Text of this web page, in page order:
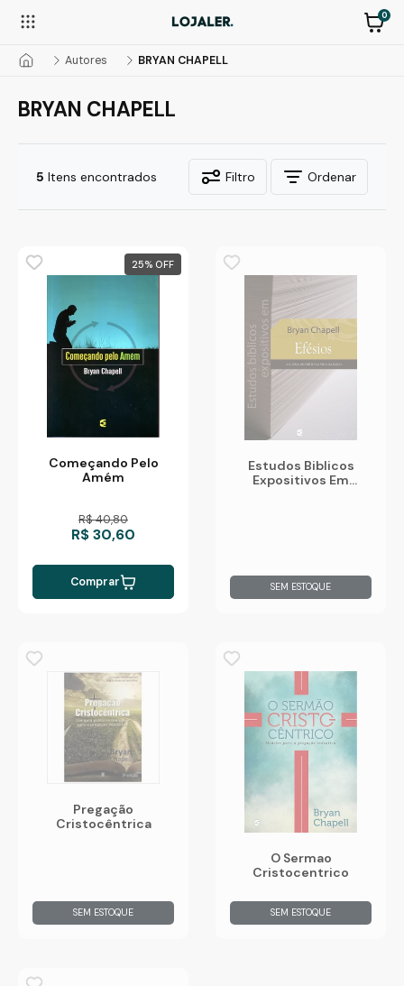
0
Autores BRYAN CHAPELL
BRYAN CHAPELL
5 Itens encontrados Filtro Ordenar
25%
Começando Pelo
Amém
R$ 40,80
R$ 30,60
Comprar
Estudos Biblicos
Expositivos Em
SEM ESTOQUE
Pregação
Cristocêntrica
SEM ESTOQUE
O Sermao
Cristocentrico
SEM ESTOQUE